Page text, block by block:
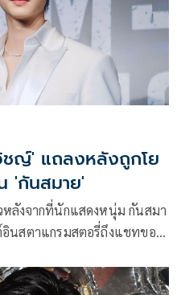
ญ์' แถลงหลังถูกโย
'กันสมาย'
หลังจากที่นักแสดงหนุ่ม กันสมา
นสตาแกรมสตอรี่ถึงแชทของ
ให้เกียรติฝ่ายหญิง จนชาว